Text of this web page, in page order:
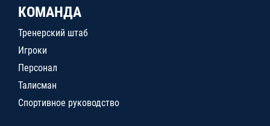
КОМАНДА
Тренерский штаб
Игроки
Персонал
Талисман
Спортивное руководство